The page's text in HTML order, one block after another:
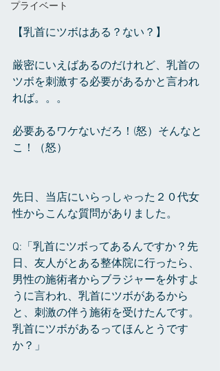
プライベート
【乳首にツボはある？ない？】
厳密にいえばあるのだけれど、乳首の
ツボを刺激する必要があるかと言われ
れば。。。
必要あるワケないだろ！(怒）そんなと
こ！（怒）
先日、当店にいらっしゃった２０代女
性からこんな質問がありました。
Q:「乳首にツボってあるんですか？先
日、友人がとある整体院に行ったら、
男性の施術者からブラジャーを外すよ
うに言われ、乳首にツボがあるから
と、刺激の伴う施術を受けたんです。
乳首にツボがあるってほんとうです
か？」